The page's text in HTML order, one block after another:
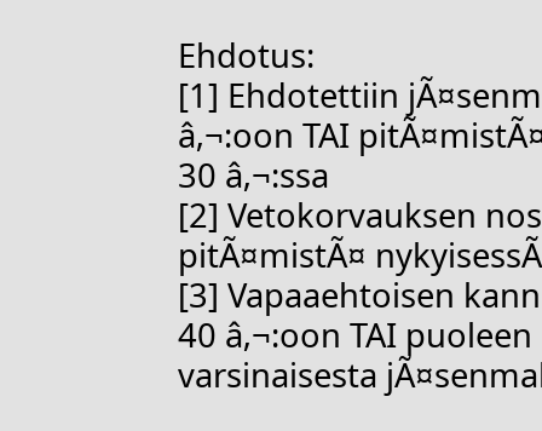
Ehdotus:
[1] Ehdotettiin
â‚¬:oon TAI
30 â‚¬:ssa
[2] Vetokorvauksen
pitÃ¤mistÃ¤
[3] Vapaaehtoisen
40 â‚¬:oon TAI puoleen
varsinaisesta